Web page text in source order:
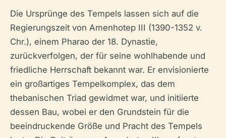
Die Ursprünge des Tempels lassen sich auf die
Regierungszeit von Amenhotep III (1390-1352 v.
Chr.), einem Pharao der 18. Dynastie,
zurückverfolgen, der für seine wohlhabende und
friedliche Herrschaft bekannt war. Er envisionierte
ein großartiges Tempelkomplex, das dem
thebanischen Triad gewidmet war, und initiierte
dessen Bau, wobei er den Grundstein für die
beeindruckende Größe und Pracht des Tempels